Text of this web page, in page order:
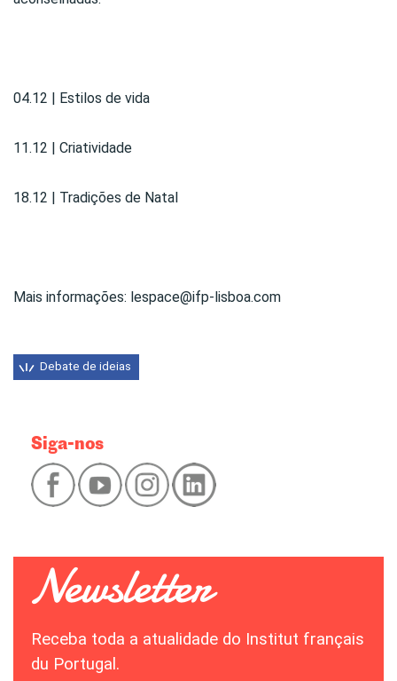
04.12 | Estilos de vida
11.12 | Criatividade
18.12 | Tradições de Natal
Mais informações: lespace@ifp-lisboa.com
Debate de ideias
Siga-nos
Receba toda a atualidade do Institut français
du Portugal.